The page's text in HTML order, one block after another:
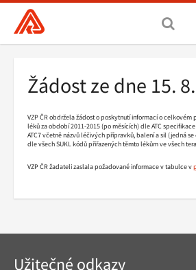
Všeobecná
zdravotní
hlavní
Drobečková
navigace
Žádost ze dne 15.
VZP ČR obdržela žádost o poskytnutí informací o celkovém
léků za období 2011-2015 (po měsících) dle ATC specifikace
ATC7 včetně názvů léčivých přípravků, balení a sil (jedná
dle všech SUKL kódů přiřazených těmto lékům ve všech
VZP ČR žadateli zaslala požadované informace v tabulce v
Navigace
Užitečné odkazy